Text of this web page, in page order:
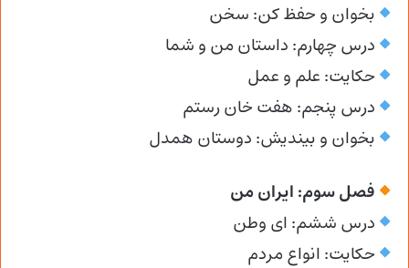
بخوان و حفظ کن: سخن
درس چهارم: داستان من و شما
حکایت: علم و عمل
درس پنجم: هفت خان رستم
بخوان و بیندیش: دوستان همدل
فصل سوم: ایران من
درس ششم: ای وطن
حکایت: انواع مردم